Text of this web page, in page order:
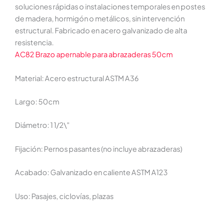
soluciones rápidas o instalaciones temporales en postes
de madera, hormigón o metálicos, sin intervención
estructural. Fabricado en acero galvanizado de alta
resistencia.
AC82 Brazo apernable para abrazaderas 50cm
Material: Acero estructural ASTM A36
Largo: 50cm
Diámetro: 1 1/2\"
Fijación: Pernos pasantes (no incluye abrazaderas)
Acabado: Galvanizado en caliente ASTM A123
Uso: Pasajes, ciclovías, plazas